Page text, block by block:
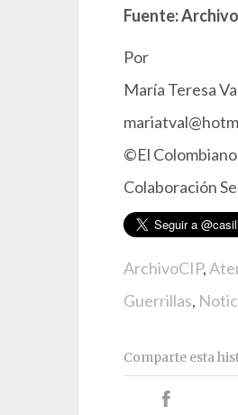
Fuente:
Por
María Teresa
©El Colombiano
Colaboración
ArchivoCIP,
Guerrillas,
Comparte esta